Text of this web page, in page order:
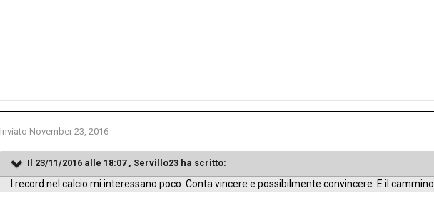
Inviato November 23, 2016
Il 23/11/2016 alle 18:07 , Servillo23 ha scritto:
I record nel calcio mi interessano poco. Conta vincere e possibilmente convincere. E il